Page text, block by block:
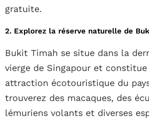
gratuite.
2. Explorez la réserve naturelle de
Bukit Timah se situe dans la
vierge de Singapour et
attraction écotouristique du
trouverez des macaques, des
lémuriens volants et diverses